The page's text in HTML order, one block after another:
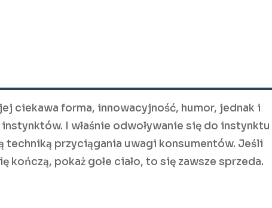
ciekawa forma, innowacyjność, humor, jednak i
I właśnie odwoływanie się do instynktu
przyciągania uwagi konsumentów. Jeśli
kończą, pokaż gołe ciało, to się zawsze sprzeda.